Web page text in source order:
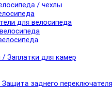
/ чехлы
для велосипеда
/ Заплатки для камер
заднего переключателя